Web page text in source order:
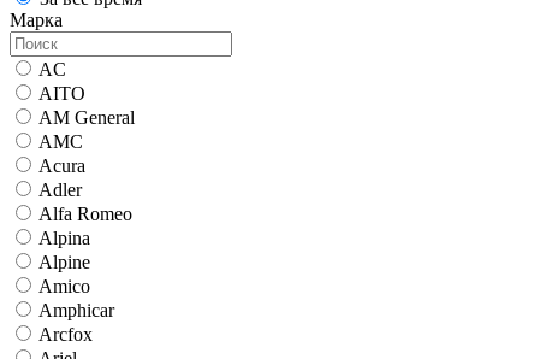
Марка
AC
AITO
AM General
AMC
Acura
Adler
Alfa Romeo
Alpina
Alpine
Amico
Amphicar
Arcfox